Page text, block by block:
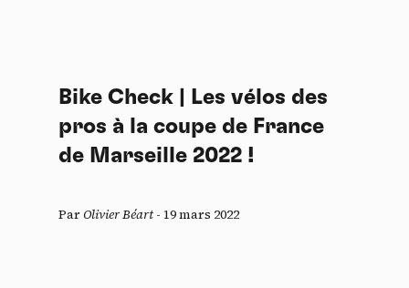
Bike Check | Les vélos des
pros à la coupe de France
de Marseille 2022 !
ParOlivier Béart- 19 mars 2022